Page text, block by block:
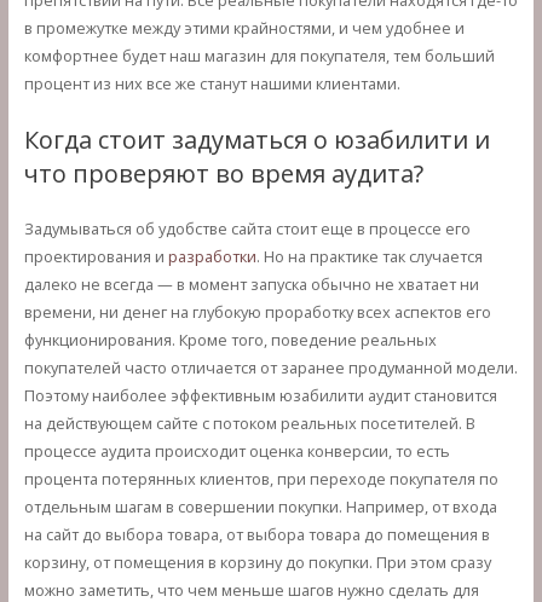
в промежутке между этими крайностями, и чем удобнее и
комфортнее будет наш магазин для покупателя, тем больший
процент из них все же станут нашими клиентами.
Когда стоит задуматься о юзабилити и
что проверяют во время аудита?
Задумываться об удобстве сайта стоит еще в процессе его
проектирования и разработки. Но на практике так случается
далеко не всегда — в момент запуска обычно не хватает ни
времени, ни денег на глубокую проработку всех аспектов его
функционирования. Кроме того, поведение реальных
покупателей часто отличается от заранее продуманной модели.
Поэтому наиболее эффективным юзабилити аудит становится
на действующем сайте с потоком реальных посетителей. В
процессе аудита происходит оценка конверсии, то есть
процента потерянных клиентов, при переходе покупателя по
отдельным шагам в совершении покупки. Например, от входа
на сайт до выбора товара, от выбора товара до помещения в
корзину, от помещения в корзину до покупки. При этом сразу
можно заметить, что чем меньше шагов нужно сделать для